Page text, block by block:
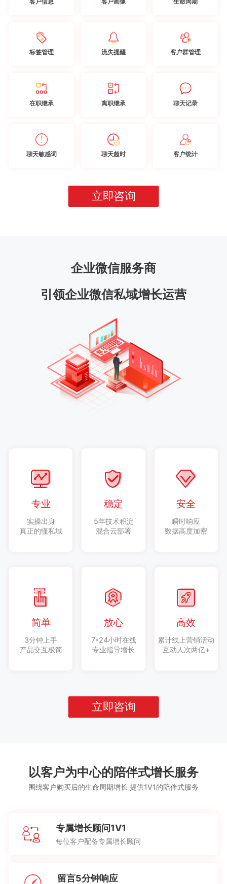
标签管理 流失提醒 客户群管理
在职继承 离职继承 聊天记录
聊天敏感词 聊天超时 客户统计
立即咨询
企业微信服务商
引领企业微信私域增长运营
专业
实操出身
真正的懂私域
稳定
5年技术积淀
混合云部署
安全
瞬时响应
数据高度加密
简单
3分钟上手
产品交互极简
放心
7*24小时在线
专业指导增长
高效
累计线上营销活动
互动人次两亿+
立即咨询
以客户为中心的陪伴式增长服务
围绕客户购买后的生命周期增长 提供1V1的陪伴式服务
专属增长顾问1V1
每位客户配备专属增长顾问
留言5分钟响应